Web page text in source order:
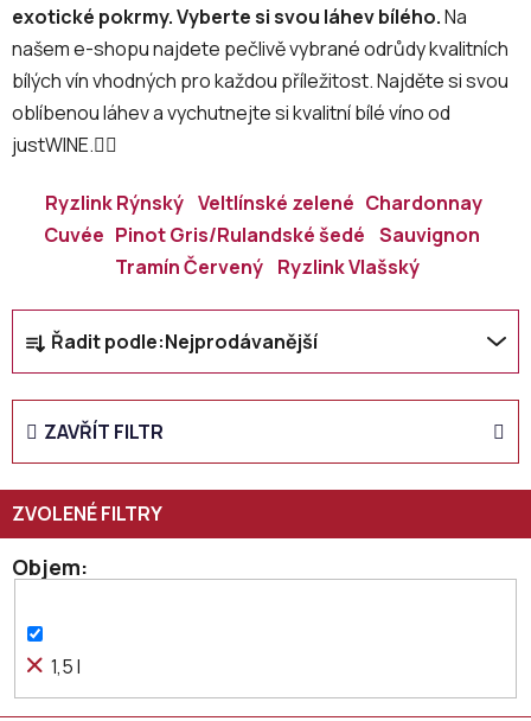
exotické pokrmy. Vyberte si svou láhev bílého.Na
našem e-shopu najdete pečlivě vybrané odrůdy kvalitních
bílých vín vhodných pro každou příležitost. Najděte si svou
oblíbenou láhev a vychutnejte si kvalitní bílé víno od
justWINE.👇🏻
Ryzlink Rýnský Veltlínské zelené Chardonnay
Cuvée Pinot Gris/Rulandské šedé Sauvignon
Tramín Červený Ryzlink Vlašský
Ř
a
z
n
p
r
o
u
t
Řadit podle:Nejprodávanější
ZAVŘÍT FILTR
Objem
1,5 l